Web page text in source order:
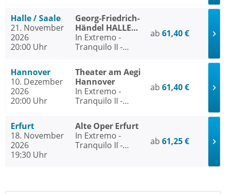
Halle / Saale
21. November
2026
20:00 Uhr
Georg-Friedrich-
Händel HALLE
Halle / Saale
In Extremo -
Tranquilo II -
ab 61,40 €
Hannover
10. Dezember
2026
20:00 Uhr
Theater am Aegi
Hannover
In Extremo -
Tranquilo II -
ab 61,40 €
Erfurt
18. November
2026
19:30 Uhr
Alte Oper Erfurt
In Extremo -
Tranquilo II -
ab 61,25 €